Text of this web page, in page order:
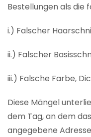
Bestellungen als die
i.) Falscher
ii.) Falscher
iii.) Falsche Farbe,
Diese Mängel
dem Tag, an dem
angegebene